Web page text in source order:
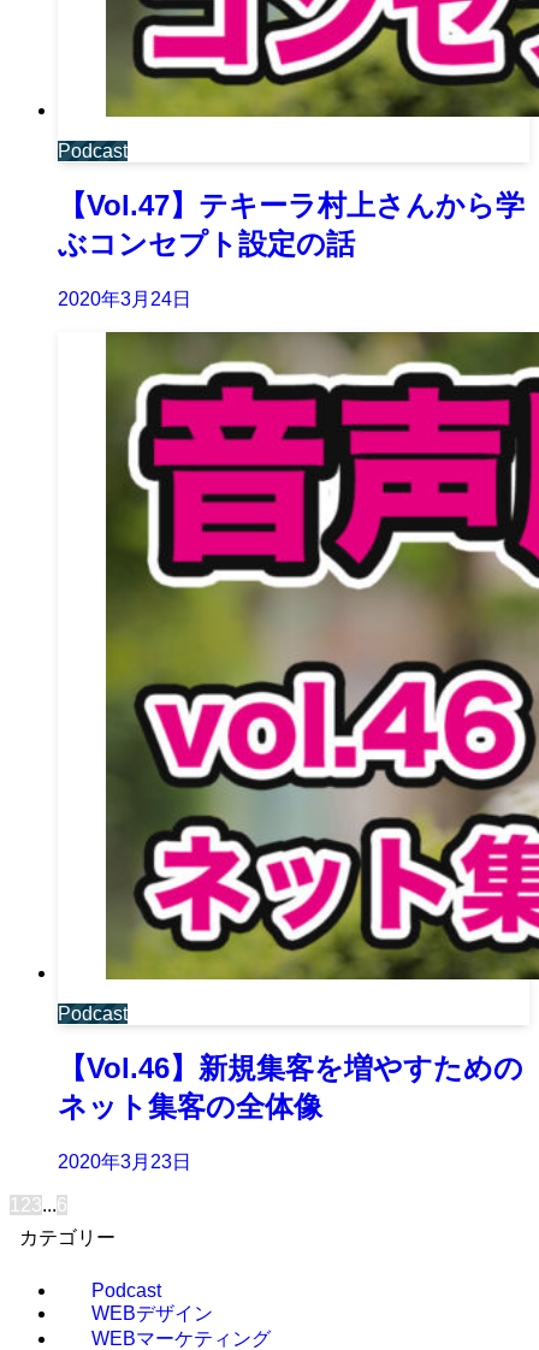
Podcast
【Vol.47】テキーラ村上さんから学
ぶコンセプト設定の話
2020年3月24日
Podcast
【Vol.46】新規集客を増やすための
ネット集客の全体像
2020年3月23日
1 23...6
カテゴリー
Podcast
WEBデザイン
WEBマーケティング